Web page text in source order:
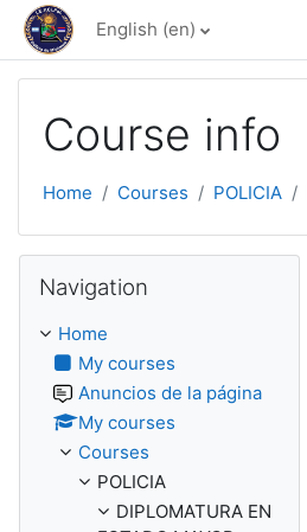
Skip to main content
English ‎(en)‎
Course info
Home Courses POLICIA
Navigation
Home
My courses
Anuncios de la página
My courses
Courses
POLICIA
DIPLOMATURA EN